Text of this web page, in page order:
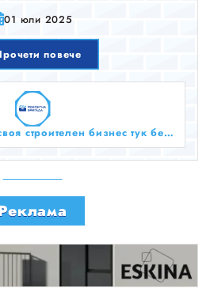
на пространството. От уютни
с отворена концепция, тези
помагат да се оформи
на вашия дом.
01 юли 2025
повече
Създай профил на своя строителен бизнес тук безплатно!